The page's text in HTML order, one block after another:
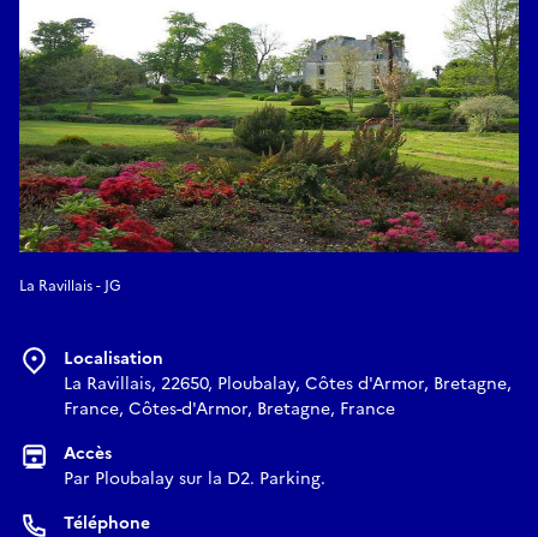
La Ravillais - JG
Localisation
La Ravillais, 22650, Ploubalay, Côtes d'Armor, Bretagne,
France, Côtes-d'Armor, Bretagne, France
Accès
Par Ploubalay sur la D2. Parking.
Téléphone